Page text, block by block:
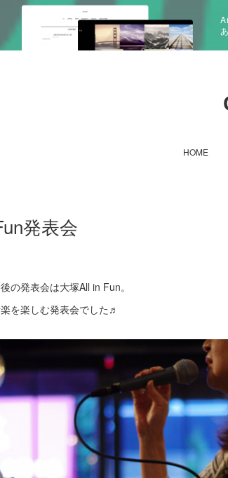
HOME
発表会
の発表会は大塚All in Fun。
を楽しむ発表会でした♬